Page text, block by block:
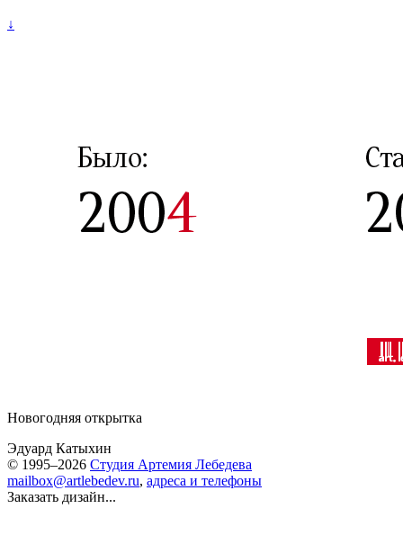
↓
Новогодняя открытка
Эдуард Катыхин
© 1995–2026 Студия Артемия Лебедева
mailbox@artlebedev.ru, адреса и телефоны
Заказать дизайн...